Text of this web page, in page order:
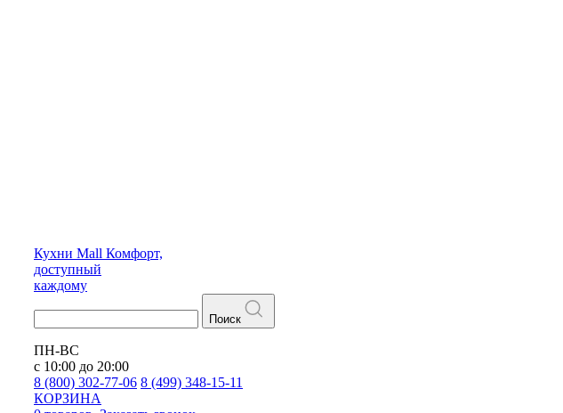
Кухни Mall Комфорт,
доступный
каждому
Поиск
ПН-ВС
с 10:00 до 20:00
8 (800) 302-77-06 8 (499) 348-15-11
КОРЗИНА